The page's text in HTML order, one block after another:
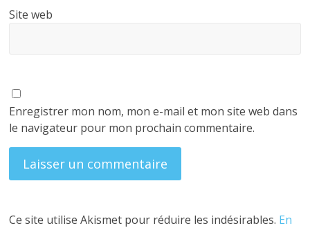
Site web
Enregistrer mon nom, mon e-mail et mon site web dans
le navigateur pour mon prochain commentaire.
Ce site utilise Akismet pour réduire les indésirables. En